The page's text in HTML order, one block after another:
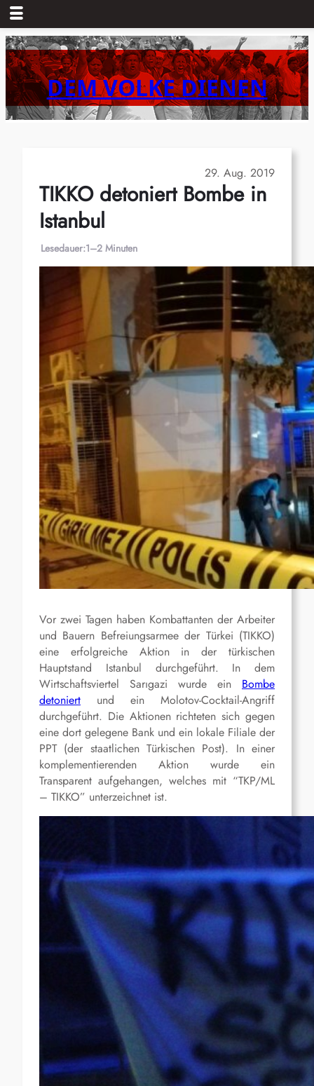
Zum
Inhalt
springenDEM VOLKE DIENEN
29. Aug. 2019
TIKKO detoniert Bombe in
Istanbul
Lesedauer:1–2 Minuten
Vor zwei Tagen haben Kombattanten der Arbeiter
und Bauern Befreiungsarmee der Türkei (TIKKO)
eine erfolgreiche Aktion in der türkischen
Hauptstand Istanbul durchgeführt. In dem
Wirtschaftsviertel Sarıgazi wurde ein Bombe
detoniert und ein Molotov-Cocktail-Angriff
durchgeführt. Die Aktionen richteten sich gegen
eine dort gelegene Bank und ein lokale Filiale der
PPT (der staatlichen Türkischen Post). In einer
komplementierenden Aktion wurde ein
Transparent aufgehangen, welches mit “TKP/ML
– TIKKO” unterzeichnet ist.